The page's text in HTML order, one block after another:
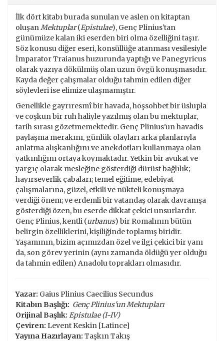
İlk dört kitabı burada sunulan ve aslen on kitaptan
oluşanMektuplar(Epistulae), Genç Plinius'tan
günümüze kalan iki eserden biri olma özelliğini taşır.
Söz konusu diğer eseri, konsüllüğe atanması vesilesiyle
İmparator Traianus huzurunda yaptığı ve Panegyricus
olarak yazıya dökülmüş olan uzun övgü konuşmasıdır.
Kayda değer çalışmalar olduğu tahmin edilen diğer
söylevleri ise elimize ulaşmamıştır.
Genellikle gayrıresmî bir havada, hoşsohbet bir üslupla
ve coşkun bir ruh haliyle yazılmış olan bu mektuplar,
tarih sırası gözetmemektedir. Genç Plinius'un havadis
paylaşma merakını, günlük olayları arka planlarıyla
anlatma alışkanlığını ve anekdotları kullanmaya olan
yatkınlığını ortaya koymaktadır. Yetkin bir avukat ve
yargıç olarak mesleğine gösterdiği dürüst bağlılık;
hayırseverlik çabaları; temel eğitime, edebiyat
çalışmalarına, güzel, etkili ve nükteli konuşmaya
verdiği önem; ve erdemli bir vatandaş olarak davranışa
gösterdiği özen, bu eserde dikkat çekici unsurlardır.
Genç Plinius, kentli (urbanus) bir Romalının bütün
belirgin özelliklerini, kişiliğinde toplamış biridir.
Yaşamının, bizim açımızdan özel ve ilgi çekici bir yanı
da, son görev yerinin (aynı zamanda öldüğü yer olduğu
da tahmin edilen) Anadolu toprakları olmasıdır.
Yazar: Gaius Plinius Caecilius Secundus
Kitabın Başlığı: Genç Plinius'un Mektupları
Orijinal Başlık: Epistulae (I-IV)
Çeviren: Levent Keskin [Latince]
Yayına Hazırlayan: Taşkın Takış